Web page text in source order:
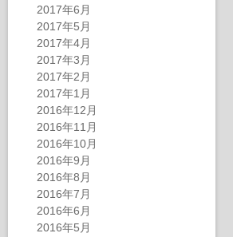
2017年6月
2017年5月
2017年4月
2017年3月
2017年2月
2017年1月
2016年12月
2016年11月
2016年10月
2016年9月
2016年8月
2016年7月
2016年6月
2016年5月